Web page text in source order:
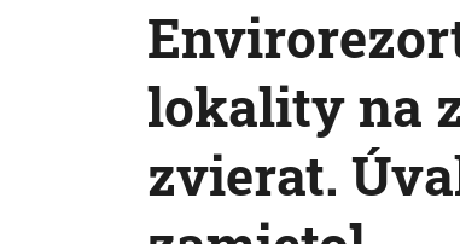
lokality na
zvierat.